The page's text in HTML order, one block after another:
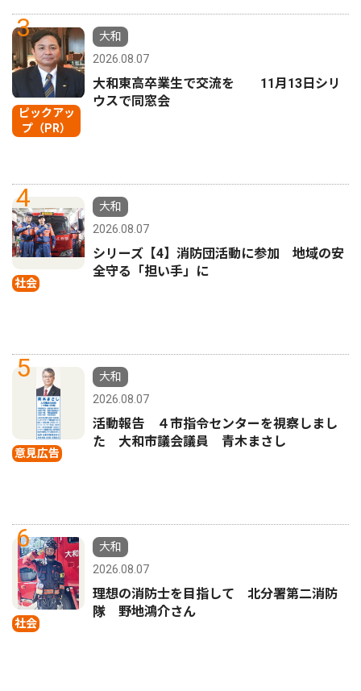
3
ピックアッ
プ（PR）
大和
2026.08.07
大和東高卒業生で交流を 11月13日シリ
ウスで同窓会
4
社会
大和
2026.08.07
シリーズ【4】消防団活動に参加 地域の安
全守る「担い手」に
5
意見広告
大和
2026.08.07
活動報告 ４市指令センターを視察しまし
た 大和市議会議員 青木まさし
6
社会
大和
2026.08.07
理想の消防士を目指して 北分署第二消防
隊 野地鴻介さん